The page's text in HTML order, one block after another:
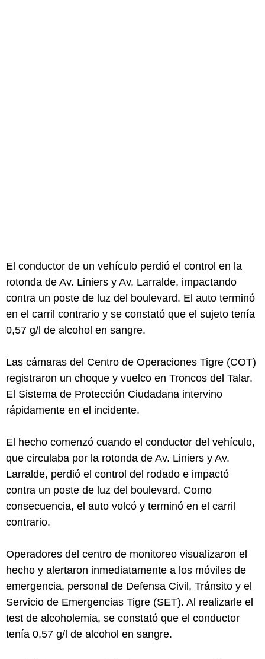
El conductor de un vehículo perdió el control en la
rotonda de Av. Liniers y Av. Larralde, impactando
contra un poste de luz del boulevard. El auto terminó
en el carril contrario y se constató que el sujeto tenía
0,57 g/l de alcohol en sangre.
Las cámaras del Centro de Operaciones Tigre (COT)
registraron un choque y vuelco en Troncos del Talar.
El Sistema de Protección Ciudadana intervino
rápidamente en el incidente.
El hecho comenzó cuando el conductor del vehículo,
que circulaba por la rotonda de Av. Liniers y Av.
Larralde, perdió el control del rodado e impactó
contra un poste de luz del boulevard. Como
consecuencia, el auto volcó y terminó en el carril
contrario.
Operadores del centro de monitoreo visualizaron el
hecho y alertaron inmediatamente a los móviles de
emergencia, personal de Defensa Civil, Tránsito y el
Servicio de Emergencias Tigre (SET). Al realizarle el
test de alcoholemia, se constató que el conductor
tenía 0,57 g/l de alcohol en sangre.